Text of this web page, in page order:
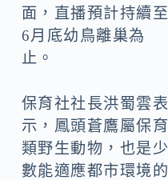
面，直播預計持續至
6月底幼鳥離巢為
止。
保育社社長洪蜀雲表
示，鳳頭蒼鷹屬保育
類野生動物，也是少
數能適應都市環境的